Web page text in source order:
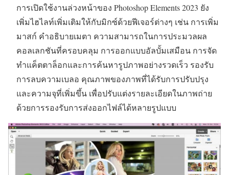
การเปิดใช้งานล่วงหน้าของ Photoshop Elements 2023 ยัง
เพิ่มไฮไลท์เพิ่มเติมให้กับมิกซ์ด้วยฟีเจอร์ต่างๆ เช่น การเพิ่ม
มาสก์ คำอธิบายเมตา ความสามารถในการประมวลผล
คอลเลกชันที่ครอบคลุม การออกแบบอัลบั้มเสมือน การจัด
ทำแค็ตตาล็อกและการค้นหารูปภาพอย่างรวดเร็ว รองรับ
การลบความเบลอ คุณภาพของภาพที่ได้รับการปรับปรุง
และความจุที่เพิ่มขึ้น เพื่อปรับแต่งรายละเอียดในภาพถ่าย
ด้วยการรองรับการส่งออกไฟล์ได้หลายรูปแบบ